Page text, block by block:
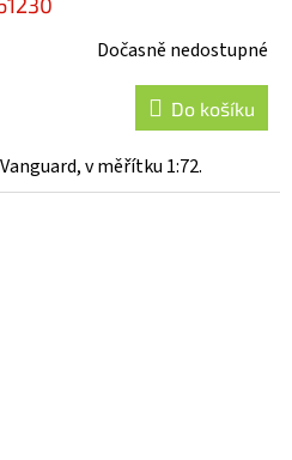
Dočasně nedostupné
Do košíku
v měřítku 1:72.